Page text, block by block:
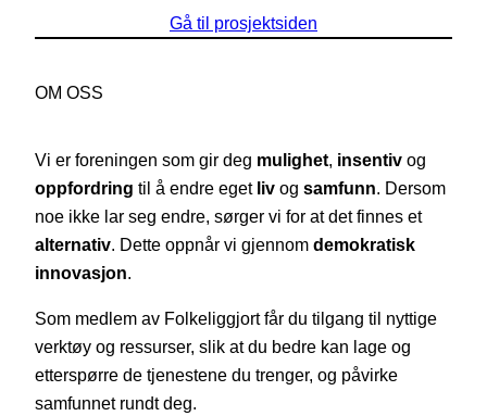
Gå til prosjektsiden
OM OSS
Vi er foreningen som gir deg mulighet, insentiv og
oppfordring til å endre eget liv og samfunn. Dersom
noe ikke lar seg endre, sørger vi for at det finnes et
alternativ. Dette oppnår vi gjennom demokratisk
innovasjon.
Som medlem av Folkeliggjort får du tilgang til nyttige
verktøy og ressurser, slik at du bedre kan lage og
etterspørre de tjenestene du trenger, og påvirke
samfunnet rundt deg.